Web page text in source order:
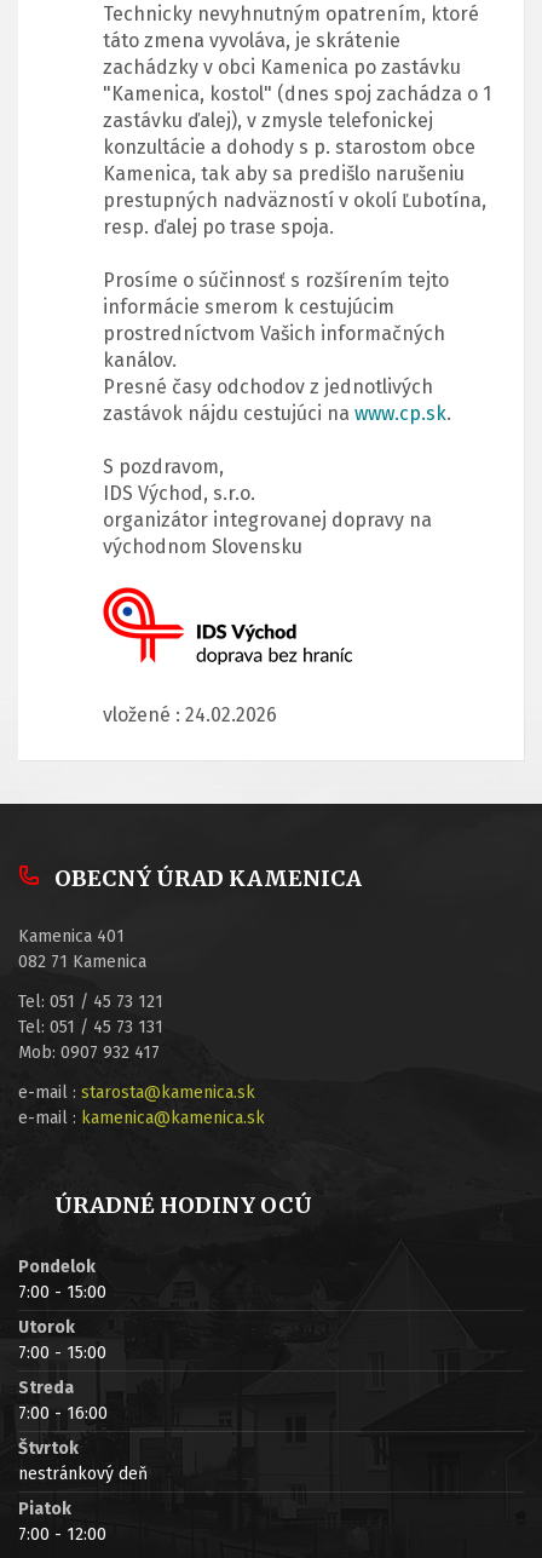
Technicky nevyhnutným opatrením, ktoré
táto zmena vyvoláva, je skrátenie
zachádzky v obci Kamenica po zastávku
"Kamenica, kostol" (dnes spoj zachádza o 1
zastávku ďalej), v zmysle telefonickej
konzultácie a dohody s p. starostom obce
Kamenica, tak aby sa predišlo narušeniu
prestupných nadväzností v okolí Ľubotína,
resp. ďalej po trase spoja.
Prosíme o súčinnosť s rozšírením tejto
informácie smerom k cestujúcim
prostredníctvom Vašich informačných
kanálov.
Presné časy odchodov z jednotlivých
zastávok nájdu cestujúci na www.cp.sk.
S pozdravom,
IDS Východ, s.r.o.
organizátor integrovanej dopravy na
východnom Slovensku
vložené : 24.02.2026
OBECNÝ ÚRAD KAMENICA
Kamenica 401
082 71 Kamenica
Tel: 051 / 45 73 121
Tel: 051 / 45 73 131
Mob: 0907 932 417
e-mail : starosta@kamenica.sk
e-mail : kamenica@kamenica.sk
ÚRADNÉ HODINY OCÚ
Pondelok
7:00 - 15:00
Utorok
7:00 - 15:00
Streda
7:00 - 16:00
Štvrtok
nestránkový deň
Piatok
7:00 - 12:00